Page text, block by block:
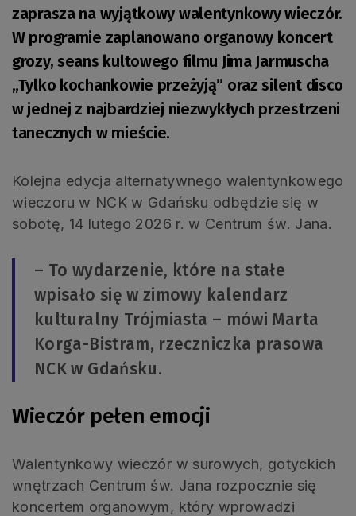
zaprasza na wyjątkowy walentynkowy wieczór.
W programie zaplanowano organowy koncert
grozy, seans kultowego filmu Jima Jarmuscha
„Tylko kochankowie przeżyją” oraz silent disco
w jednej z najbardziej niezwykłych przestrzeni
tanecznych w mieście.
Kolejna edycja alternatywnego walentynkowego
wieczoru w NCK w Gdańsku odbędzie się w
sobotę, 14 lutego 2026 r. w Centrum św. Jana.
– To wydarzenie, które na stałe
wpisało się w zimowy kalendarz
kulturalny Trójmiasta – mówi Marta
Korga-Bistram, rzeczniczka prasowa
NCK w Gdańsku.
Wieczór pełen emocji
Walentynkowy wieczór w surowych, gotyckich
wnętrzach Centrum św. Jana rozpocznie się
koncertem organowym, który wprowadzi